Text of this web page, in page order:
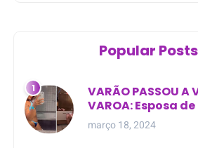
Popular Posts
VARÃO PASSOU A
VAROA: Esposa
evangélico
relacionamento
março 18, 2024